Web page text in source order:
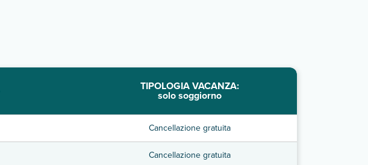
TIPOLOGIA VACANZA:
solo soggiorno
Cancellazione gratuita
Cancellazione gratuita